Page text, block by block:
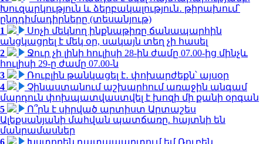
Խուզարկություն և ձերբակալություն․ թիրախում՝
ընդդիմադիրները (տեսանյութ)
1
Սոչի մեկնող ինքնաթիռը ճանապարհին
անցկացրել է մեկ օր, սակայն տեղ չի հասել
2
Ջուր չի լինի հուլիսի 28-ին ժամը 07.00-ից մինչև
հուլիսի 29-ը ժամը 07.00-ն
3
Ռուբլին թանկացել է․ փոխարժեքն՝ այսօր
4
Չինաստանում աշխարհում առաջին անգամ
մարդուն փոխպատվաստվել է խոզի մի քանի օրգան
5
Ո՞րն է սիրված արտիստ Արտաշես
Ալեքսանյանի մահվան պատճառը. հայտնի են
մանրամասներ
6
Խստորեն դատապարտում եմ Ռուբեն